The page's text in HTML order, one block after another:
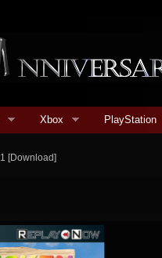
Xbox PlayStation
[Download]